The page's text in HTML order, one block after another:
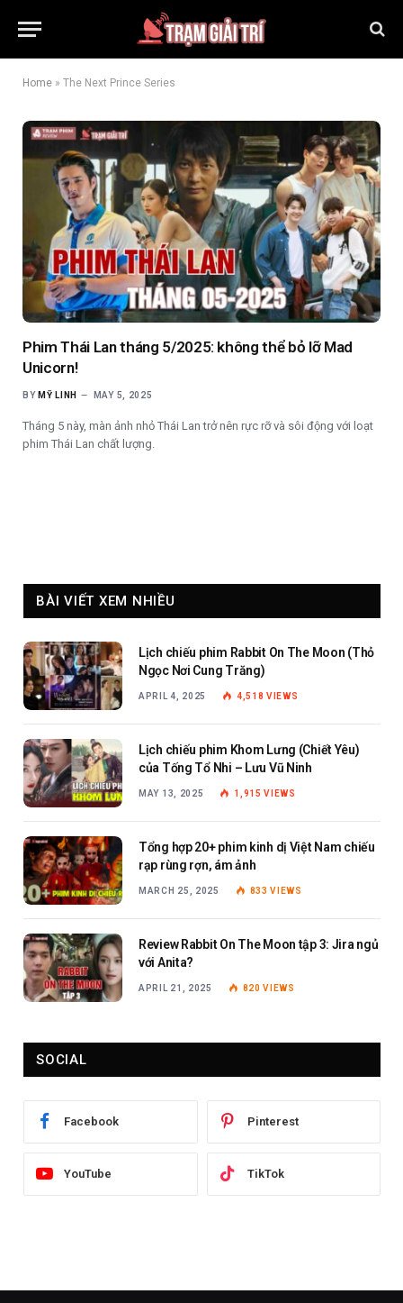
Home » The Next Prince Series
Phim Thái Lan tháng 5/2025: không thể bỏ lỡ Mad
Unicorn!
BY MỸ LINH MAY 5, 2025
Tháng 5 này, màn ảnh nhỏ Thái Lan trở nên rực rỡ và sôi động với loạt
phim Thái Lan chất lượng.
BÀI VIẾT XEM NHIỀU
Lịch chiếu phim Rabbit On The Moon (Thỏ
Ngọc Nơi Cung Trăng)
APRIL 4, 2025 4,518VIEWS
Lịch chiếu phim Khom Lưng (Chiết Yêu)
của Tống Tổ Nhi – Lưu Vũ Ninh
MAY 13, 2025 1,915VIEWS
Tổng hợp 20+ phim kinh dị Việt Nam chiếu
rạp rùng rợn, ám ảnh
MARCH 25, 2025 833VIEWS
Review Rabbit On The Moon tập 3: Jira ngủ
với Anita?
APRIL 21, 2025 820VIEWS
SOCIAL
Facebook Pinterest
YouTube TikTok